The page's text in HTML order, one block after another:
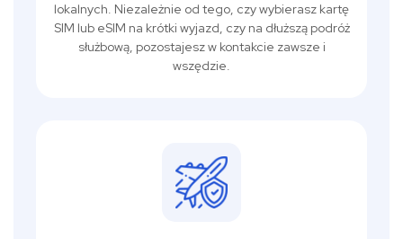
lokalnych. Niezależnie od tego, czy wybierasz kartę
SIM lub eSIM na krótki wyjazd, czy na dłuższą podróż
służbową, pozostajesz w kontakcie zawsze i
wszędzie.